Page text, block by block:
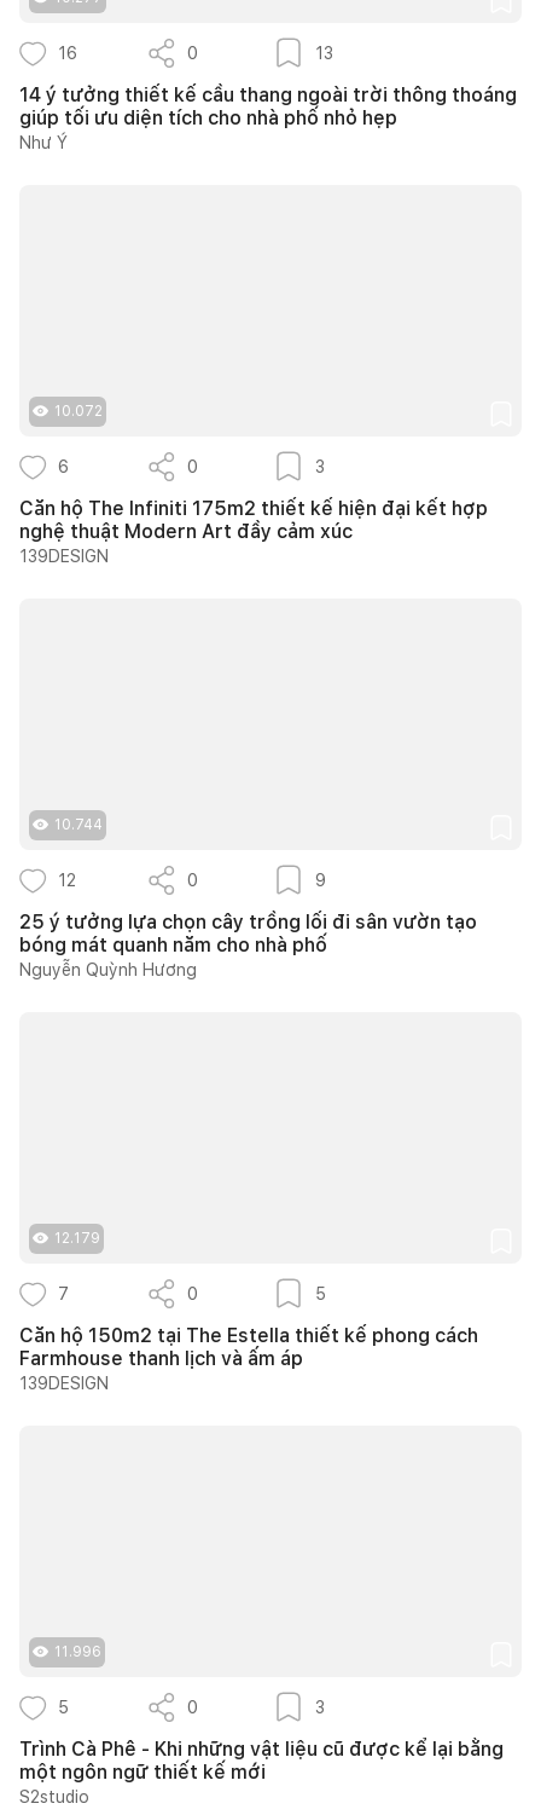
16 0 13
14 ý tưởng thiết kế cầu thang ngoài trời thông thoáng
giúp tối ưu diện tích cho nhà phố nhỏ hẹp
Như Ý
10.072
6 0 3
Căn hộ The Infiniti 175m2 thiết kế hiện đại kết hợp
nghệ thuật Modern Art đầy cảm xúc
139DESIGN
10.744
12 0 9
25 ý tưởng lựa chọn cây trồng lối đi sân vườn tạo
bóng mát quanh năm cho nhà phố
Nguyễn Quỳnh Hương
12.179
7 0 5
Căn hộ 150m2 tại The Estella thiết kế phong cách
Farmhouse thanh lịch và ấm áp
139DESIGN
11.996
5 0 3
Trình Cà Phê - Khi những vật liệu cũ được kể lại bằng
một ngôn ngữ thiết kế mới
S2studio